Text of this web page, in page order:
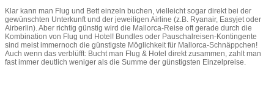
Klar kann man Flug und Bett einzeln buchen, vielleicht sogar direkt bei der
gewünschten Unterkunft und der jeweiligen Airline (z.B. Ryanair, Easyjet oder
Airberlin). Aber richtig günstig wird die Mallorca-Reise oft gerade durch die
Kombination von Flug und Hotel! Bundles oder Pauschalreisen-Kontingente
sind meist immernoch die günstigste Möglichkeit für Mallorca-Schnäppchen!
Auch wenn das verblüfft: Bucht man Flug & Hotel direkt zusammen, zahlt man
fast immer deutlich weniger als die Summe der günstigsten Einzelpreise.